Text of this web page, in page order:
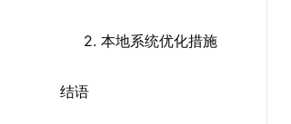
2. 本地系统优化措施
结语